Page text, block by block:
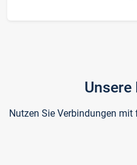
Nutzen Sie Verbindungen